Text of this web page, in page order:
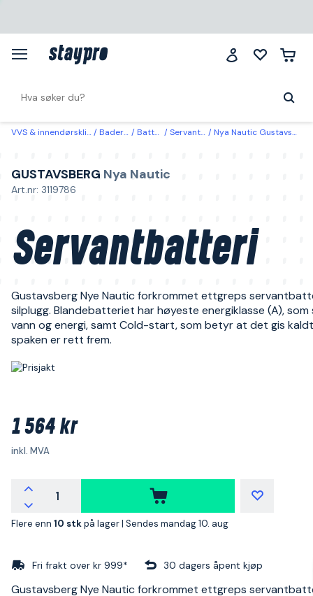
VVS & innendørsklima Baderom Batterier Servantbatteri Nya Nautic Gustavsberg Servantbatteri
GUSTAVSBERG Nya Nautic
Art.nr: 3119786
Servantbatteri
Gustavsberg Nye Nautic forkrommet ettgreps
silplugg. Blandebatteriet har høyeste energiklasse (A), som
vann og energi, samt Cold-start, som betyr at det gis
spaken er rett frem.
1 564 kr
inkl. MVA
Flere enn 10 stkpå lager | Sendes mandag 10. aug
Fri frakt over kr 999* 30 dagers åpent kjøp
Gustavsberg Nye Nautic forkrommet ettgreps